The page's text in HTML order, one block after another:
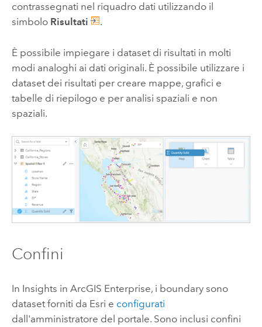
contrassegnati nel riquadro dati utilizzando il
simbolo Risultati .
È possibile impiegare i dataset di risultati in molti
modi analoghi ai dati originali. È possibile utilizzare i
dataset dei risultati per creare mappe, grafici e
tabelle di riepilogo e per analisi spaziali e non
spaziali.
Confini
In Insights in ArcGIS Enterprise, i boundary sono
dataset forniti da Esri e configurati
dall'amministratore del portale. Sono inclusi confini